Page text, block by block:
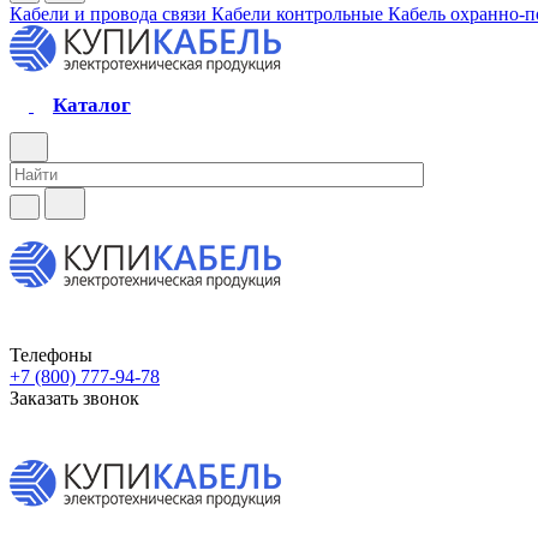
Кабели и провода связи Кабели контрольные Кабель охранно-
Каталог
Телефоны
+7 (800) 777-94-78
Заказать звонок